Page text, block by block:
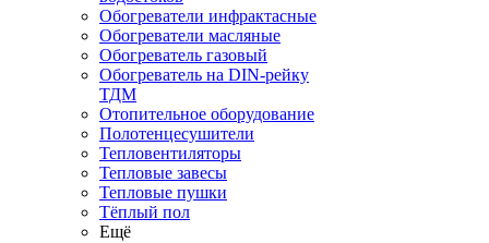
Обогреватели инфрактасные
Обогреватели масляные
Обогреватель газовый
Обогреватель на DIN-рейку
ТДМ
Отопительное оборудование
Полотенцесушители
Тепловентиляторы
Тепловые завесы
Тепловые пушки
Тёплый пол
Ещё